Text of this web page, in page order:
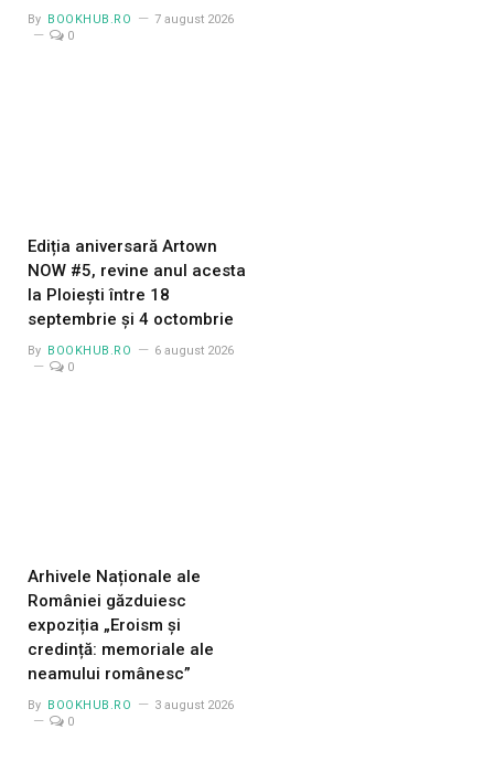
By BOOKHUB.RO
7 august 2026
0
Ediția aniversară Artown
NOW #5, revine anul acesta
la Ploiești între 18
septembrie și 4 octombrie
By BOOKHUB.RO
6 august 2026
0
Arhivele Naționale ale
României găzduiesc
expoziția „Eroism și
credință: memoriale ale
neamului românesc”
By BOOKHUB.RO
3 august 2026
0